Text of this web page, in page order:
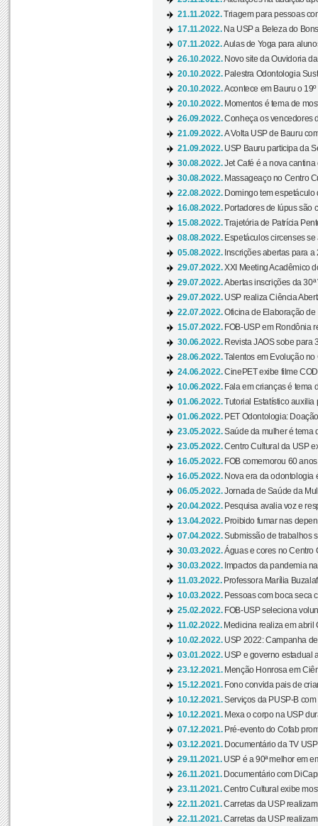
21.11.2022.Triagem para pessoas
17.11.2022. Na USP a Beleza do
07.11.2022.Aulas de Yoga para
26.10.2022. Novo site da Ouvidoria
20.10.2022. Palestra Odontologia
20.10.2022.Acontece em Bauru o 19º
20.10.2022. Momentos é tema de
26.09.2022.Conheça os vencedores
21.09.2022.A Volta USP de Bauru
21.09.2022. USP Bauru participa da
30.08.2022.Jet Café é a nova
30.08.2022. Massageaço no Centro
22.08.2022. Domingo tem espetáculo
16.08.2022. Portadores de lúpus são
15.08.2022.Trajetória de Patrícia
08.08.2022. Espetáculos circenses
05.08.2022. Inscrições abertas para a
29.07.2022.XXI Meeting Acadêmico
29.07.2022.Abertas inscrições da 30ª
29.07.2022. USP realiza Ciência
22.07.2022.Oficina de Elaboração de
15.07.2022. FOB-USP em Rondônia
30.06.2022. Revista JAOS sobe para
28.06.2022.Talentos em Evolução no
24.06.2022.CinePET exibe filme
10.06.2022. Fala em crianças é tema
01.06.2022.Tutorial Estatístico auxilia
01.06.2022. PET Odontologia:
23.05.2022.Saúde da mulher é tema
23.05.2022.Centro Cultural da USP
16.05.2022. FOB comemorou 60
16.05.2022. Nova era da odontologia
06.05.2022.Jornada de Saúde da
20.04.2022. Pesquisa avalia voz e
13.04.2022. Proibido fumar nas
07.04.2022.Submissão de trabalhos
30.03.2022.Águas e cores no Centro
30.03.2022. Impactos da pandemia
11.03.2022. Professora Marília
10.03.2022. Pessoas com boca seca
25.02.2022. FOB-USP seleciona
11.02.2022. Medicina realiza em abril
10.02.2022. USP 2022: Campanha
03.01.2022. USP e governo estadual
23.12.2021. Menção Honrosa em
15.12.2021. Fono convida pais de
10.12.2021.Serviços da PUSP-B
10.12.2021. Mexa o corpo na USP
07.12.2021. Pré-evento do Cofab
03.12.2021. Documentário da TV
29.11.2021. USP é a 90ª melhor em
26.11.2021. Documentário com
23.11.2021.Centro Cultural exibe
22.11.2021.Carretas da USP
22.11.2021.Carretas da USP